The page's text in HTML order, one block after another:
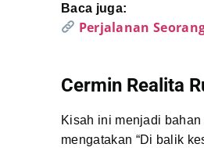
Baca juga:
Perjalanan
Cermin Realita
Kisah ini menjadi
mengatakan “Di balik